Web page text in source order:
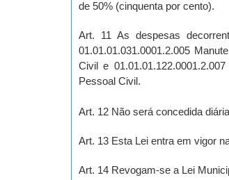
de 50% (cinquenta por cento).
Art. 11 As despesas
01.01.01.031.0001.2.005
Civil e
Pessoal Civil.
Art. 12 Não será concedida
Art. 13 Esta Lei entra em vigor
Art. 14 Revogam-se a Lei